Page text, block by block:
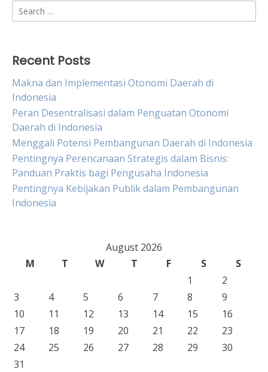
Search
for:
Recent Posts
Makna dan Implementasi Otonomi Daerah di
Indonesia
Peran Desentralisasi dalam Penguatan Otonomi
Daerah di Indonesia
Menggali Potensi Pembangunan Daerah di Indonesia
Pentingnya Perencanaan Strategis dalam Bisnis:
Panduan Praktis bagi Pengusaha Indonesia
Pentingnya Kebijakan Publik dalam Pembangunan
Indonesia
August 2026
M
T W T F S
S
1
2
3
4 5 6 7 8
9
10
11 12 13 14 15
16
17
18 19 20 21 22
23
24
25 26 27 28 29
30
31